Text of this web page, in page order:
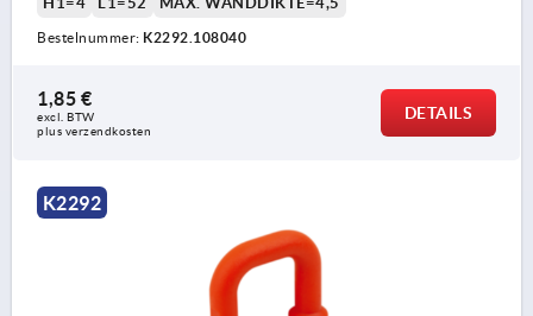
Bestelnummer: K2292.108040
1,85 €
excl. BTW
plus verzendkosten
DETAILS
K2292